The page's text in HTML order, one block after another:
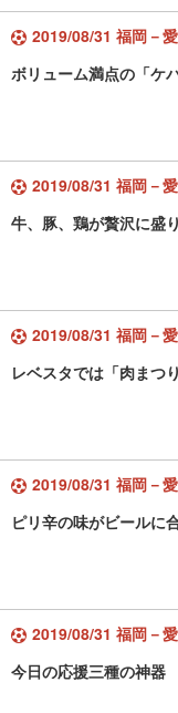
2019/08/31 福岡－
ボリューム満点の「ケ
2019/08/31 福岡－
牛、豚、鶏が贅沢に盛
2019/08/31 福岡－
レベスタでは「肉まつ
2019/08/31 福岡－
ピリ辛の味がビールに
2019/08/31 福岡－
今日の応援三種の神器